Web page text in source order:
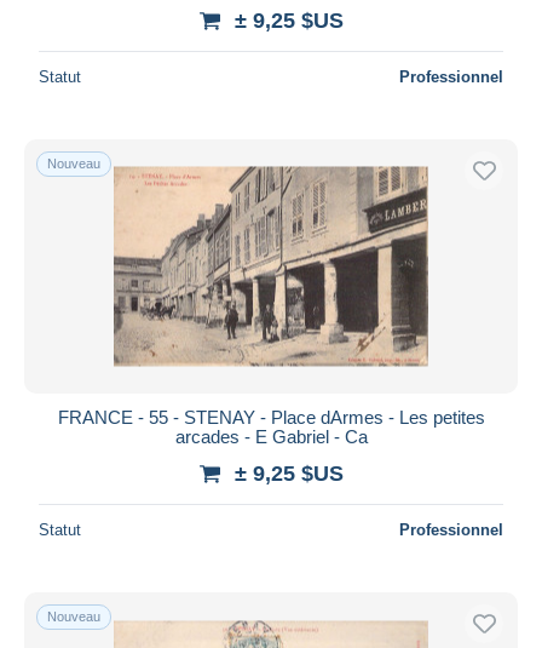
± 9,25 $US
Statut Professionnel
Nouveau
FRANCE - 55 - STENAY - Place dArmes - Les petites
arcades - E Gabriel - Ca
± 9,25 $US
Statut Professionnel
Nouveau